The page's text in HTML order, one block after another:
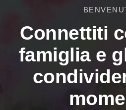
Connettiti
famiglia e